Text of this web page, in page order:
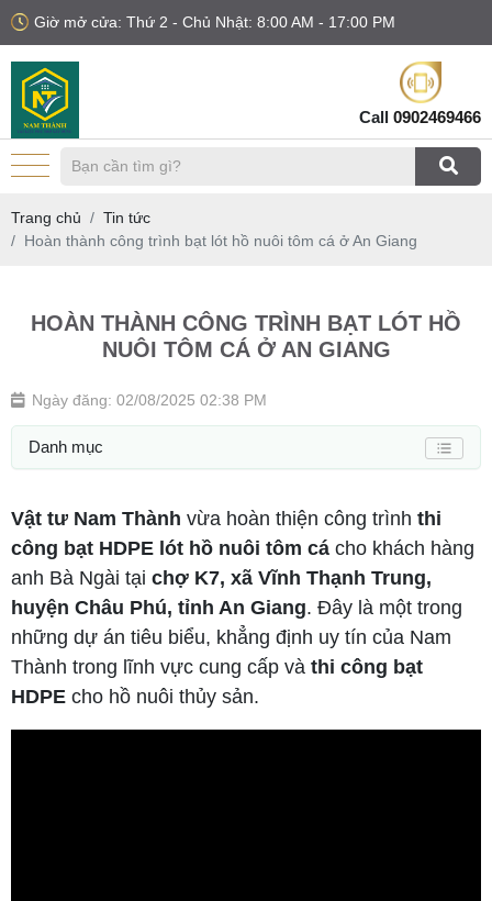
Giờ mở cửa: Thứ 2 - Chủ Nhật: 8:00 AM - 17:00 PM
Call 0902469466
Trang chủ
Tin tức
Hoàn thành công trình bạt lót hồ nuôi tôm cá ở An Giang
HOÀN THÀNH CÔNG TRÌNH BẠT LÓT HỒ
NUÔI TÔM CÁ Ở AN GIANG
Ngày đăng: 02/08/2025 02:38 PM
Danh mục
Vật tư Nam Thành vừa hoàn thiện công trình thi
công bạt HDPE lót hồ nuôi tôm cá cho khách hàng
anh Bà Ngài tại chợ K7, xã Vĩnh Thạnh Trung,
huyện Châu Phú, tỉnh An Giang. Đây là một trong
những dự án tiêu biểu, khẳng định uy tín của Nam
Thành trong lĩnh vực cung cấp và thi công bạt
HDPE cho hồ nuôi thủy sản.